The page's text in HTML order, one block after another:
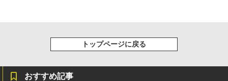
トップページに戻る
おすすめ記事